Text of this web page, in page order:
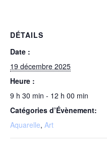
DÉTAILS
Date :
19 décembre 2025
Heure :
9 h 30 min - 12 h 00 min
Catégories d’Évènement:
Aquarelle, Art